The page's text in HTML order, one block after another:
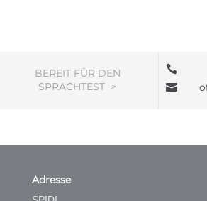
BEREIT FÜR DEN
SPRACHTEST >


Adresse